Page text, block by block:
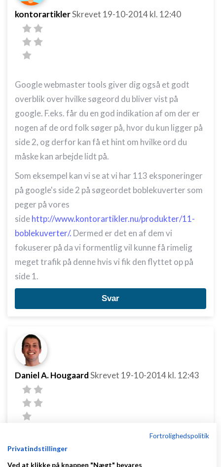
kontorartiklerSkrevet 19-10-2014kl. 12:40
Google webmaster tools giver dig også et godt
overblik over hvilke søgeord du bliver vist på
google. F.eks. får du en god indikation af om der er
nogen af de ord folk søger på, hvor du kun ligger på
side 2, og derfor kan få et hint om hvilke ord du
måske kan arbejde lidt på.
Som eksempel kan vi se at vi har 113 eksponeringer
på google's side 2 på søgeordet boblekuverter som
peger på vores
sidehttp://www.kontorartikler.nu/produkter/11-
boblekuverter/. Dermed er det en af dem vi
fokuserer på da vi formentlig vil kunne få rimelig
meget trafik på denne hvis vi fik den flyttet op på
side 1.
Svar
Daniel A. HougaardSkrevet 19-10-2014kl. 12:43
Hej
Det er 100% det jeg søger. Mange tak :-)
Fortrolighedspolitik
Privatindstillinger
Ved at klikke på knappen "Nægt" bevares